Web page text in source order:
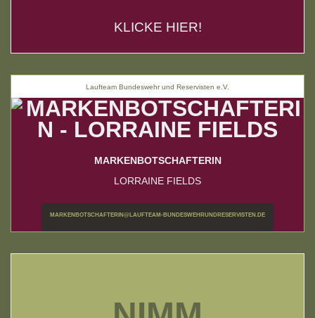
KLICKE HIER!
Laufteam Bundeswehr und Reservisten e.V.
MARKENBOTSCHAFTERIN
LORRAINE FIELDS
MARKENBOTSCHAFTERIN@LAUFTEAM-BUNDESWEHRUNDRESERVISTEN.DE